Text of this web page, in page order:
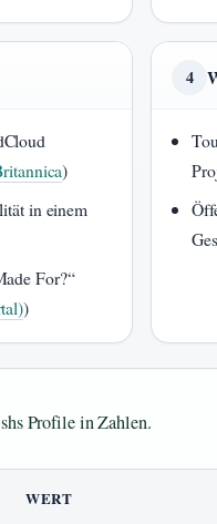
)
in einem
For?“
)
4
Profile in Zahlen.
WERT